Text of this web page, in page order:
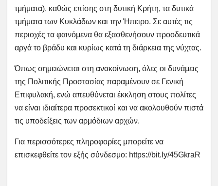
τμήματα), καθώς επίσης στη δυτική Κρήτη, τα δυτικά
τμήματα των Κυκλάδων και την Ήπειρο. Σε αυτές τις
περιοχές τα φαινόμενα θα εξασθενήσουν προοδευτικά
αργά το βράδυ και κυρίως κατά τη διάρκεια της νύχτας.
Όπως σημειώνεται στη ανακοίνωση, όλες οι δυνάμεις
της Πολιτικής Προστασίας παραμένουν σε Γενική
Επιφυλακή, ενώ απευθύνεται έκκληση στους πολίτες
να είναι ιδιαίτερα προσεκτικοί και να ακολουθούν πιστά
τις υποδείξεις των αρμόδιων αρχών.
Για περισσότερες πληροφορίες μπορείτε να
επισκεφθείτε τον εξής σύνδεσμο: https://bit.ly/45GkraR